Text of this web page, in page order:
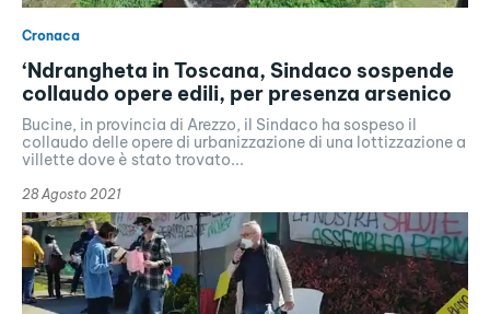
Cronaca
‘Ndrangheta in Toscana, Sindaco sospende
collaudo opere edili, per presenza arsenico
Bucine, in provincia di Arezzo, il Sindaco ha sospeso il
collaudo delle opere di urbanizzazione di una lottizzazione a
villette dove è stato trovato...
28 Agosto 2021